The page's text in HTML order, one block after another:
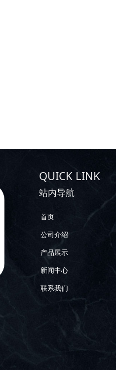
QUICK LINK
站内导航
首页
公司介绍
产品展示
新闻中心
联系我们